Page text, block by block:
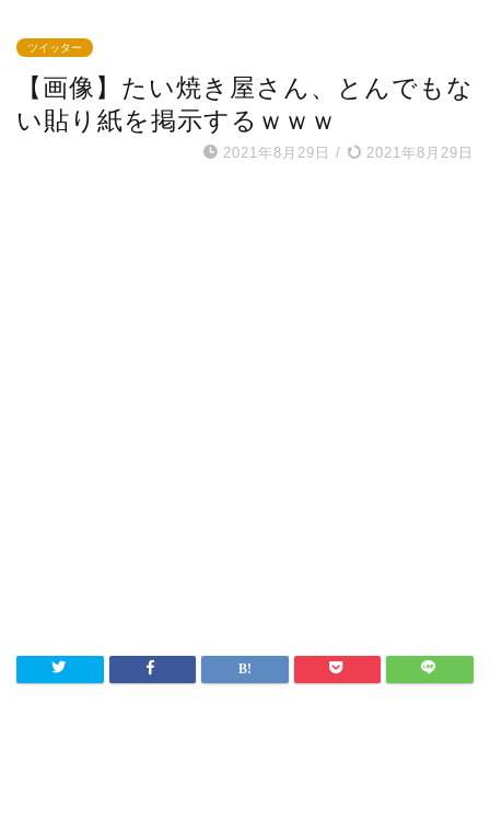
ツイッター
【画像】たい焼き屋さん、とんでもな
い貼り紙を掲示するｗｗｗ
2021年8月29日 / 2021年8月29日